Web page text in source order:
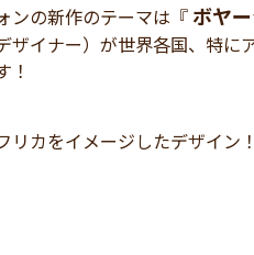
ンの新作のテーマは『 ボヤ
ザイナー）が世界各国、特に
！
リカをイメージしたデザイン！